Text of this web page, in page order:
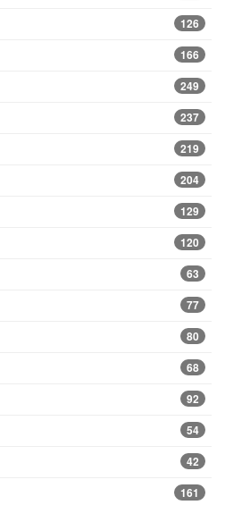
126
166
249
237
219
204
129
120
63
77
80
68
92
54
42
161